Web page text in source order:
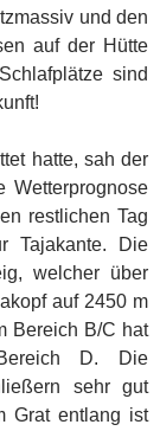
und den
auf der Hütte
sind
hatte, sah der
Wetterprognose
restlichen Tag
Tajakante. Die
welcher über
auf 2450 m
Bereich B/C hat
D. Die
sehr gut
Grat entlang ist